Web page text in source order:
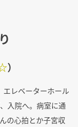
）
レベーターホール
、入院へ。病室に通
の心拍とか子宮収